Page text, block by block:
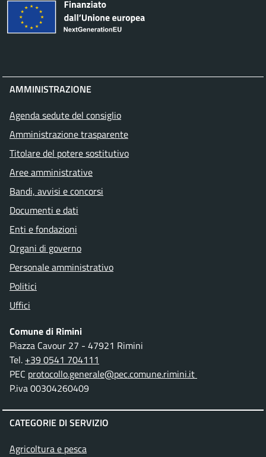
AMMINISTRAZIONE
Agenda sedute del consiglio
Amministrazione trasparente
Titolare del potere sostitutivo
Aree amministrative
Bandi, avvisi e concorsi
Documenti e dati
Enti e fondazioni
Organi di governo
Personale amministrativo
Politici
Uffici
Comune di Rimini
Piazza Cavour 27 - 47921 Rimini
Tel. +39 0541 704111
PEC protocollo.generale@pec.comune.rimini.it
P.iva 00304260409
CATEGORIE DI SERVIZIO
Agricoltura e pesca